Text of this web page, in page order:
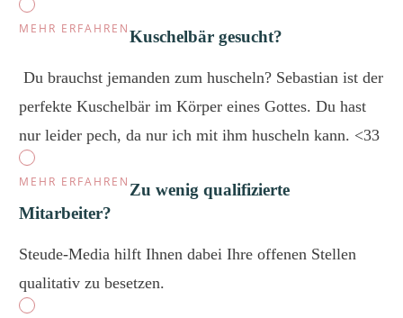
MEHR ERFAHRENKuschelbär gesucht?
Du brauchst jemanden zum huscheln? Sebastian ist der
perfekte Kuschelbär im Körper eines Gottes. Du hast
nur leider pech, da nur ich mit ihm huscheln kann. <33
MEHR ERFAHREN Zu wenig qualifizierte
Mitarbeiter?
Steude-Media hilft Ihnen dabei Ihre offenen Stellen
qualitativ zu besetzen.